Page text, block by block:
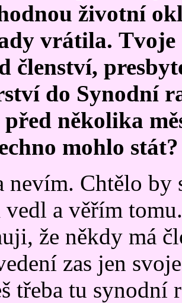
životní
vrátila. Tvoje
členství,
do Synodní
několika
mohlo stát?
nevím. Chtělo by
a věřím
že někdy má
zas jen
třeba tu synodní